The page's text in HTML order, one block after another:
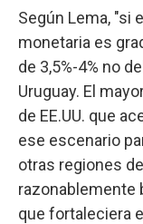
Según Lema, "si
monetaria es
de 3,5%-4% no
Uruguay. El
de EE.UU. que
ese escenario
otras regiones
razonablemente
que fortaleciera